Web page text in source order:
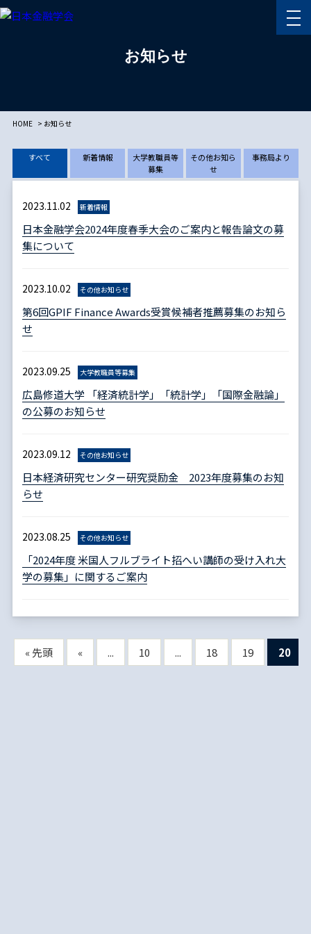
お知らせ
HOME お知らせ
事務局より
その他お知ら
せ
大学教職員等
募集
新着情報
すべて
2023.11.02 新着情報
日本金融学会2024年度春季大会のご案内と報告論文の募
集について
2023.10.02 その他お知らせ
第6回GPIF Finance Awards受賞候補者推薦募集のお知ら
せ
2023.09.25 大学教職員等募集
広島修道大学 「経済統計学」「統計学」「国際金融論」
の公募のお知らせ
2023.09.12 その他お知らせ
日本経済研究センター研究奨励金 2023年度募集のお知
らせ
2023.08.25 その他お知らせ
「2024年度 米国人フルブライト招へい講師の受け入れ大
学の募集」に関するご案内
« 先頭 « ... 10 ... 18 19 20